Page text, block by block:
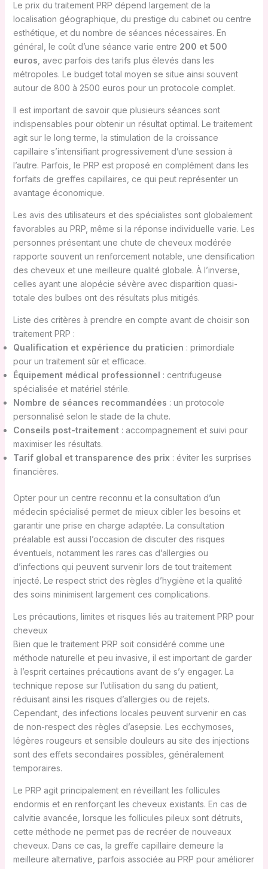
Le prix du traitement PRP dépend largement de la
localisation géographique, du prestige du cabinet ou centre
esthétique, et du nombre de séances nécessaires. En
général, le coût d’une séance varie entre 200 et 500
euros , avec parfois des tarifs plus élevés dans les
métropoles. Le budget total moyen se situe ainsi souvent
autour de 800 à 2500 euros pour un protocole complet.
Il est important de savoir que plusieurs séances sont
indispensables pour obtenir un résultat optimal. Le traitement
agit sur le long terme, la stimulation de la croissance
capillaire s’intensifiant progressivement d’une session à
l’autre. Parfois, le PRP est proposé en complément dans les
forfaits de greffes capillaires, ce qui peut représenter un
avantage économique.
Les avis des utilisateurs et des spécialistes sont globalement
favorables au PRP, même si la réponse individuelle varie. Les
personnes présentant une chute de cheveux modérée
rapporte souvent un renforcement notable, une densification
des cheveux et une meilleure qualité globale. À l’inverse,
celles ayant une alopécie sévère avec disparition quasi-
totale des bulbes ont des résultats plus mitigés.
Liste des critères à prendre en compte avant de choisir son
traitement PRP :
Qualification et expérience du praticien : primordiale
pour un traitement sûr et efficace.
Équipement médical professionnel : centrifugeuse
spécialisée et matériel stérile.
Nombre de séances recommandées : un protocole
personnalisé selon le stade de la chute.
Conseils post-traitement: accompagnement et suivi pour
maximiser les résultats.
Tarif global et transparence des prix : éviter les surprises
financières.
Opter pour un centre reconnu et la consultation d’un
médecin spécialisé permet de mieux cibler les besoins et
garantir une prise en charge adaptée. La consultation
préalable est aussi l’occasion de discuter des risques
éventuels, notamment les rares cas d’allergies ou
d’infections qui peuvent survenir lors de tout traitement
injecté. Le respect strict des règles d’hygiène et la qualité
des soins minimisent largement ces complications.
Les précautions, limites et risques liés au traitement PRP pour
cheveux
Bien que le traitement PRP soit considéré comme une
méthode naturelle et peu invasive, il est important de garder
à l’esprit certaines précautions avant de s’y engager. La
technique repose sur l’utilisation du sang du patient,
réduisant ainsi les risques d’allergies ou de rejets.
Cependant, des infections locales peuvent survenir en cas
de non-respect des règles d’asepsie. Les ecchymoses,
légères rougeurs et sensible douleurs au site des injections
sont des effets secondaires possibles, généralement
temporaires.
Le PRP agit principalement en réveillant les follicules
endormis et en renforçant les cheveux existants. En cas de
calvitie avancée, lorsque les follicules pileux sont détruits,
cette méthode ne permet pas de recréer de nouveaux
cheveux. Dans ce cas, la greffe capillaire demeure la
meilleure alternative, parfois associée au PRP pour améliorer